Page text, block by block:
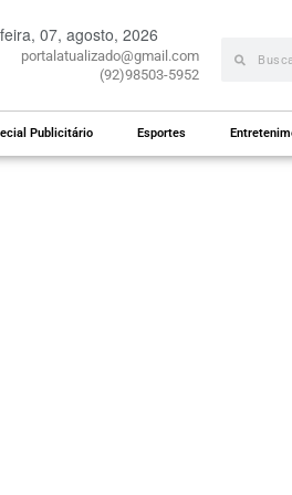
07, agosto, 2026
portalatualizado@gmail.com
(92)98503-5952
Publicitário Esportes